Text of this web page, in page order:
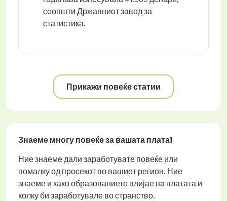
соопшти Државниот завод за
статистика.
Прикажи повеќе статии
Знаеме многу повеќе за вашата плата!
Ние знаеме дали заработувате повеќе или
помалку од просекот во вашиот регион. Ние
знаеме и како образованието влијае на платата и
колку би заработувале во странство.